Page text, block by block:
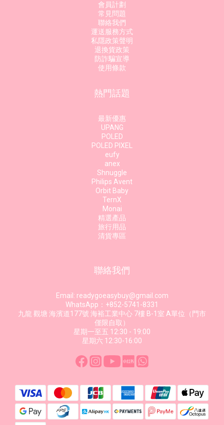
會員計劃
常見問題
聯絡我們
運送服務方式
私隱政策聲明
退換貨政策
防詐騙宣導
使用條款
熱門話題
最新優惠
UPANG
POLED
POLED PIXEL
eufy
anex
Shnuggle
Philips Avent
Orbit Baby
TernX
Monai
精選產品
旅行用品
清貨專區
聯絡我們
Email: readygoeasybuy@gmail.com
WhatsApp：+852-5741-8331
九龍 觀塘 海濱道177號 海裕工業中心 7樓 B-1室 A單位（門市
僅限自取）
星期一至五 12:30 - 19:00
星期六 12:30-16:00